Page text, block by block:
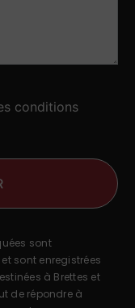
conditions
sont
sont enregistrées
à Brettes et
de répondre à